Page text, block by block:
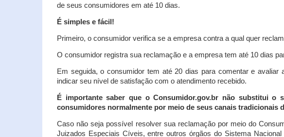
de seus consumidores em até 10 dias.
É simples e fácil!
Primeiro, o consumidor verifica se a empresa contra a qual quer
O consumidor registra sua reclamação e a empresa tem até 10 dias
Em seguida, o consumidor tem até 20 dias para comentar e
indicar seu nível de satisfação com o atendimento recebido.
É importante saber que o Consumidor.gov.br não substitui o
consumidores normalmente por meio de seus canais tradicionais
Caso não seja possível resolver sua reclamação por meio do
Juizados Especiais Cíveis, entre outros órgãos do Sistema